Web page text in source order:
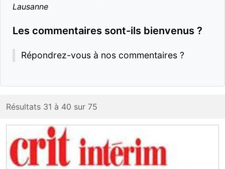
Lausanne
Les commentaires sont-ils bienvenus ?
Répondrez-vous à nos commentaires ?
Résultats 31 à 40 sur 75